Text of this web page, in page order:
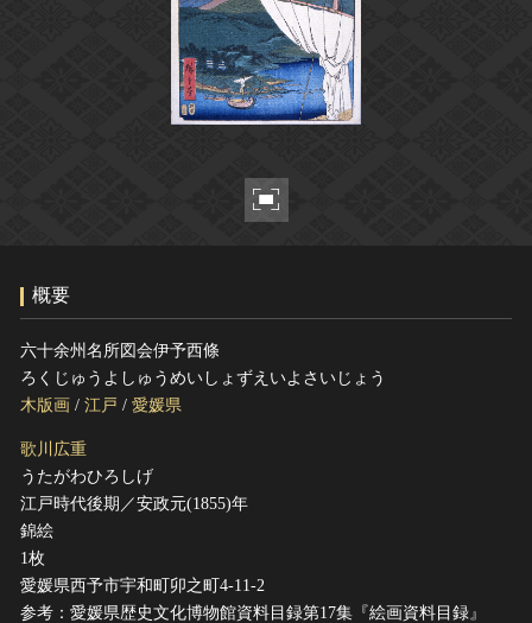
世界遺産と無形文化遺産
全国の美術館・博物館
博物館、美術館の皆さまへ
文化庁よりご挨拶
今月のみどころ
お知らせ一覧
このサイトについて
サイトのご意見はこちら
文化遺産データベース
概要
六十余州名所図会伊予西條
ろくじゅうよしゅうめいしょずえいよさいじょう
木版画 / 江戸 / 愛媛県
歌川広重
うたがわひろしげ
江戸時代後期／安政元(1855)年
錦絵
1枚
愛媛県西予市宇和町卯之町4-11-2
参考：愛媛県歴史文化博物館資料目録第17集『絵画資料目録』